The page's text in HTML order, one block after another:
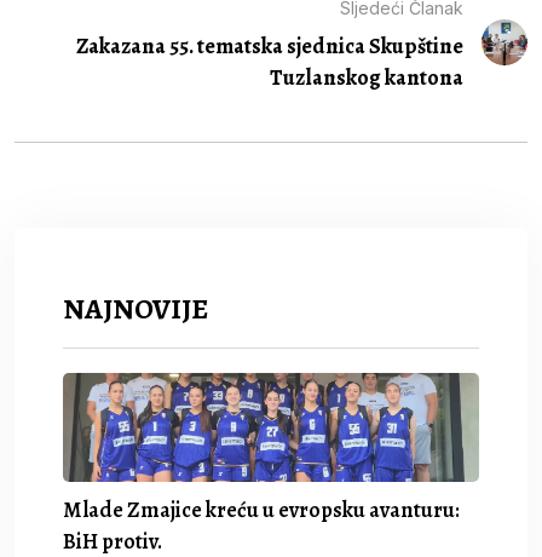
Sljedeći Članak
Zakazana 55. tematska sjednica Skupštine
Tuzlanskog kantona
NAJNOVIJE
Mlade Zmajice kreću u evropsku avanturu:
BiH protiv.